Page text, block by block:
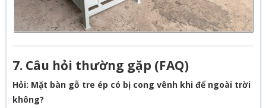
7. Câu hỏi thường gặp (FAQ)
Hỏi: Mặt bàn gỗ tre ép có bị cong vênh khi để ngoài trời
không?